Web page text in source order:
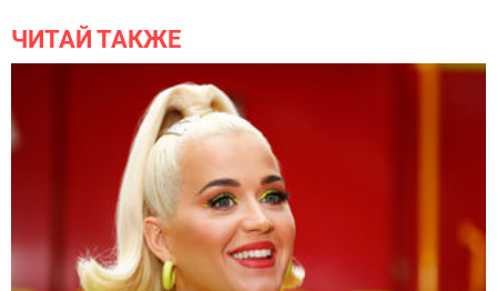
ЧИТАЙ ТАКЖЕ